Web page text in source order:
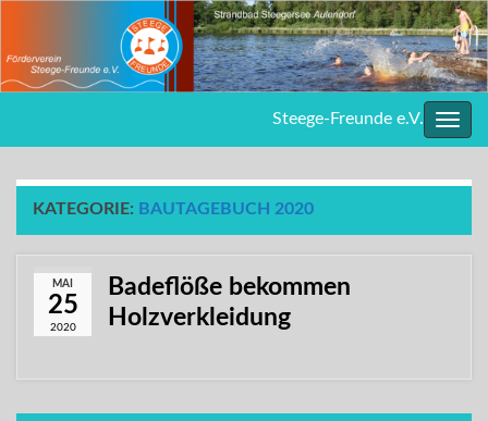
Steege-Freunde e.V.
KATEGORIE: BAUTAGEBUCH 2020
MAI
25
2020
Badeflöße bekommen
Holzverkleidung